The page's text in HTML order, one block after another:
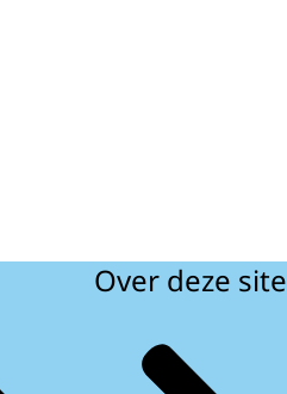
Over deze site